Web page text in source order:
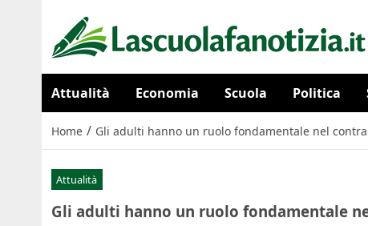
Attualità Economia Scuola Politica
Home / Gli adulti hanno un ruolo fondamentale nel
Attualità
Gli adulti hanno un ruolo fondamentale